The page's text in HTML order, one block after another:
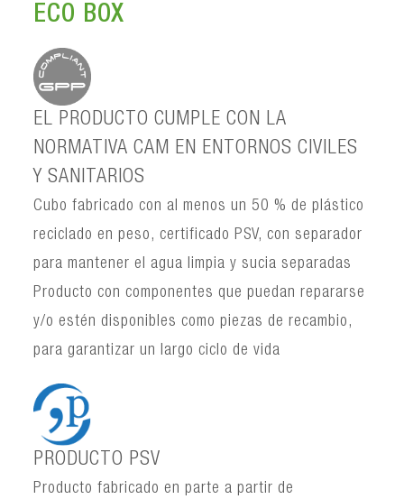
ECO BOX
EL PRODUCTO CUMPLE CON LA
NORMATIVA CAM EN ENTORNOS CIVILES
Y SANITARIOS
Cubo fabricado con al menos un 50 % de plástico
reciclado en peso, certificado PSV, con separador
para mantener el agua limpia y sucia separadas
Producto con componentes que puedan repararse
y/o estén disponibles como piezas de recambio,
para garantizar un largo ciclo de vida
PRODUCTO PSV
Producto fabricado en parte a partir de